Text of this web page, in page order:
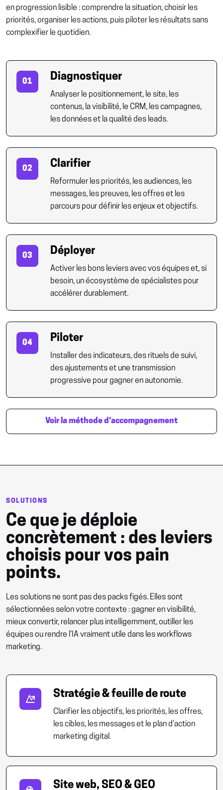
en progression lisible : comprendre la situation, choisir les
priorités, organiser les actions, puis piloter les résultats sans
complexifier le quotidien.
01 Diagnostiquer
Analyser le positionnement, le site, les
contenus, la visibilité, le CRM, les campagnes,
les données et la qualité des leads.
02 Clarifier
Reformuler les priorités, les audiences, les
messages, les preuves, les offres et les
parcours pour définir les enjeux et objectifs.
03 Déployer
Activer les bons leviers avec vos équipes et, si
besoin, un écosystème de spécialistes pour
accélérer durablement.
04 Piloter
Installer des indicateurs, des rituels de suivi,
des ajustements et une transmission
progressive pour gagner en autonomie.
Voir la méthode d’accompagnement
SOLUTIONS
Ce que je déploie
concrètement : des leviers
choisis pour vos pain
points.
Les solutions ne sont pas des packs figés. Elles sont
sélectionnées selon votre contexte : gagner en visibilité,
mieux convertir, relancer plus intelligemment, outiller les
équipes ou rendre l’IA vraiment utile dans les workflows
marketing.
Stratégie & feuille de route
Clarifier les objectifs, les priorités, les offres,
les cibles, les messages et le plan d’action
marketing digital.
Site web, SEO & GEO